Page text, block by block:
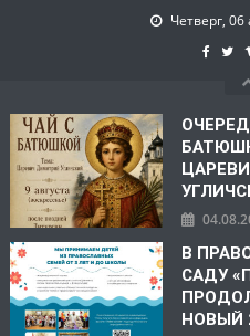
Четверг, 06
В
САДУ
НОВЫЙ